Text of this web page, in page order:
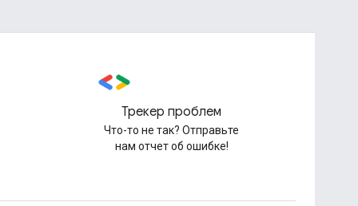
Трекер проблем
Что-то не так? Отправьте
нам отчет об ошибке!